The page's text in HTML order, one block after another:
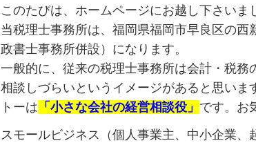
このたびは、ホームページにお越し下さいま
当税理士事務所は、福岡県福岡市早良区の
政書士事務所併設）になります。
一般的に、従来の税理士事務所は会計・税務
相談しづらいというイメージがあると思いま
トーは 「小さな会社の経営相談役」 です。お
スモールビジネス（個人事業主、中小企業、